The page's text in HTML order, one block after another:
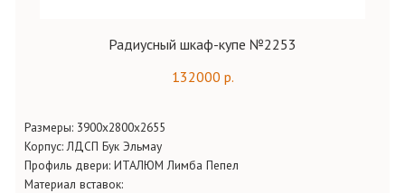
Радиусный шкаф-купе №2253
132000 р.
Размеры: 3900х2800х2655
Корпус: ЛДСП Бук Эльмау
Профиль двери: ИТАЛЮМ Лимба Пепел
Материал вставок: